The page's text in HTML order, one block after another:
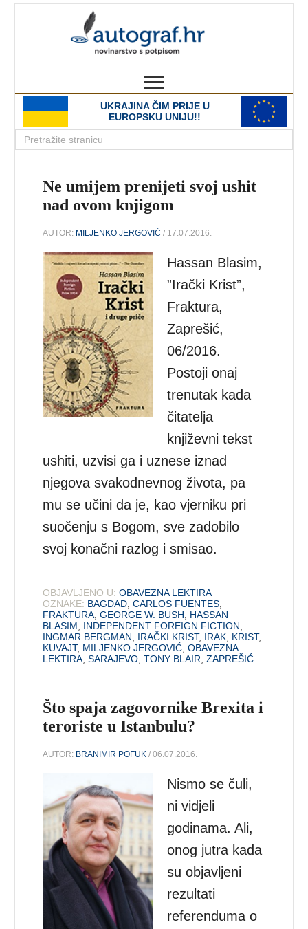
UKRAJINA ČIM PRIJE U
EUROPSKU UNIJU!!
Ne umijem prenijeti svoj ushit
nad ovom knjigom
AUTOR: MILJENKO JERGOVIĆ / 17.07.2016.
Hassan Blasim,
”Irački Krist”,
Fraktura,
Zaprešić,
06/2016.
Postoji onaj
trenutak kada
čitatelja
književni tekst
ushiti, uzvisi ga i uznese iznad
njegova svakodnevnog života, pa
mu se učini da je, kao vjerniku pri
suočenju s Bogom, sve zadobilo
svoj konačni razlog i smisao.
OBJAVLJENO U: OBAVEZNA LEKTIRA
OZNAKE: BAGDAD ,CARLOS FUENTES
FRAKTURA ,GEORGE W. BUSH
HASSAN
BLASIM
INDEPENDENT FOREIGN FICTION
INGMAR BERGMAN
IRAČKI KRIST, IRAK KRIST,
KUVAJT, MILJENKO JERGOVIĆ ,OBAVEZNA
LEKTIRA ,SARAJEVO ,TONY BLAIR ,ZAPREŠIĆ
Što spaja zagovornike Brexita i
teroriste u Istanbulu?
AUTOR: BRANIMIR POFUK / 06.07.2016.
Nismo se čuli,
ni vidjeli
godinama. Ali,
onog jutra kada
su objavljeni
rezultati
referenduma o